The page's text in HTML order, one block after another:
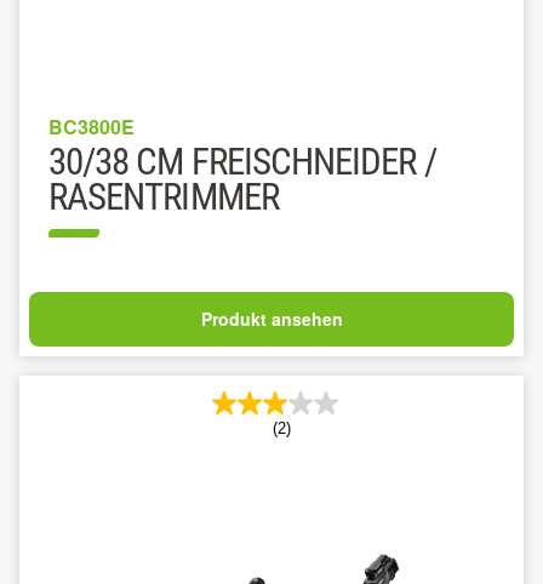
BC3800E
30/38 CM FREISCHNEIDER /
RASENTRIMMER
Produkt ansehen
(2)